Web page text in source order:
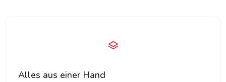
Alles aus einer Hand